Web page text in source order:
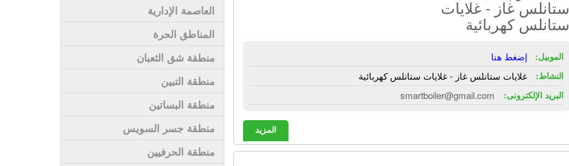
ستانلس غاز - غلايات
ستانلس كهربائية
الموبيل: إضغط هنا
النشاط: غلايات ستانلس غاز - غلايات ستانلس كهربائية
البريد الإلكترونى: smartboiler@gmail.com
المزيد
العاصمة الإدارية
المناطق الحرة
منطقة شق الثعبان
منطقة التبين
منطقة البساتين
منطقة جسر السويس
منطقة الحرفيين